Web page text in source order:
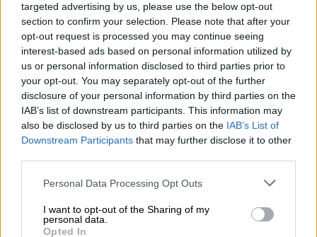
targeted advertising by us, please use the below opt-out
section to confirm your selection. Please note that after your
opt-out request is processed you may continue seeing
interest-based ads based on personal information utilized by
us or personal information disclosed to third parties prior to
your opt-out. You may separately opt-out of the further
disclosure of your personal information by third parties on the
IAB’s list of downstream participants. This information may
also be disclosed by us to third parties on the IAB’s List of
Downstream Participants that may further disclose it to other
Please note that this website/app uses one or more Google
not limited to your visit or usage behaviour. You may click to
grant or deny consent to Google and its third-party tags to
Personal Data Processing Opt Outs
I want to opt-out of the Sharing of my
personal data.
Opted In
Ελλάδα|27.11.2019 11:10
Τυμπάκι: 17 συλλήψεις για αιματηρή
συμπλοκή - Ένας νεκρός και ένας
τραυματίας
περισσότεροι πακιστανικής καταγωγής-